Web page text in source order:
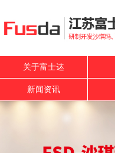
关于富士迏
新闻资讯